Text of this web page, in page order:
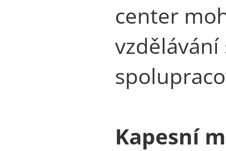
center
Kapesní